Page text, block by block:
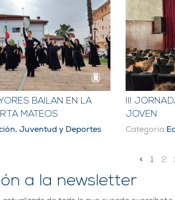
BAILAN EN LA
MATEOS
Juventud y Deportes
III
JOVEN
Categoria:
« 1 2
a la newsletter